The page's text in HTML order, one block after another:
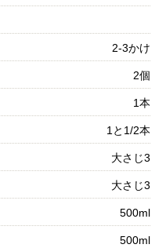
2-3かけ
2個
1本
1と1/2本
大さじ3
大さじ3
500ml
500ml